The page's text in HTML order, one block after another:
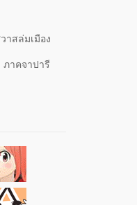
สล่มเมือง
ภาคจาปารี